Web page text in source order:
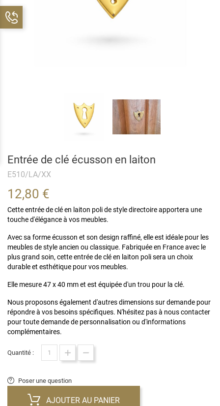
Entrée de clé écusson en laiton
E510/LA/XX
12,80 €
Cette entrée de clé en laiton poli de style directoire apportera une
touche d'élégance à vos meubles.
Avec sa forme écusson et son design raffiné, elle est idéale pour les
meubles de style ancien ou classique. Fabriquée en France avec le
plus grand soin, cette entrée de clé en laiton poli sera un choix
durable et esthétique pour vos meubles.
Elle mesure 47 x 40 mm et est équipée d'un trou pour la clé.
Nous proposons également d'autres dimensions sur demande pour
répondre à vos besoins spécifiques. N'hésitez pas à nous contacter
pour toute demande de personnalisation ou d'informations
complémentaires.
Quantité :
Poser une question
AJOUTER AU PANIER